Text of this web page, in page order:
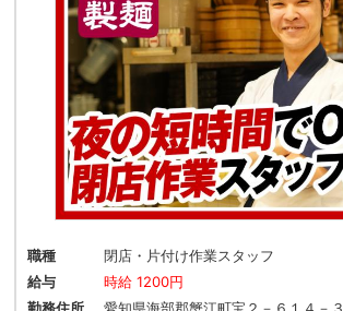
職種
閉店・片付け作業スタッフ
給与
時給 1200円